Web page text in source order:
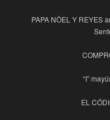
PAPA NÖEL Y REYES
“I”
EL